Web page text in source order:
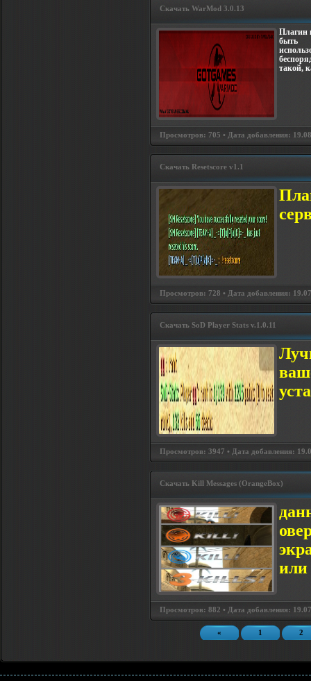
Скачать WarMod 3.0.13
Плагин
быть
такой,
Просмотров: 705 • Дата добавления:
Скачать Resetscore v1.1
Просмотров: 728 • Дата добавления:
Скачать SoD Player Stats v.1.0.11
Просмотров: 3947 • Дата добавления:
Скачать Kill Messages (OrangeBox)
или
Просмотров: 882 • Дата добавления:
« 1 2